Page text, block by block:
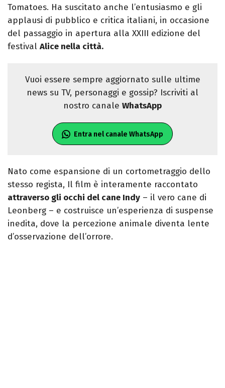
Tomatoes. Ha suscitato anche l’entusiasmo e gli
applausi di pubblico e critica italiani, in occasione
del passaggio in apertura alla XXIII edizione del
festival Alice nella città.
Vuoi essere sempre aggiornato sulle ultime
news su TV, personaggi e gossip? Iscriviti al
nostro canale WhatsApp
Entra nel canale WhatsApp
Nato come espansione di un cortometraggio dello
stesso regista, Il film è interamente raccontato
attraverso gli occhi del cane Indy – il vero cane di
Leonberg – e costruisce un’esperienza di suspense
inedita, dove la percezione animale diventa lente
d’osservazione dell’orrore.